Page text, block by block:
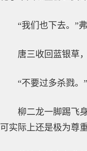
“我们也下去。”
唐三收回蓝银草
“不要过多杀戮。
柳二龙一脚踢飞
可实际上还是极为尊